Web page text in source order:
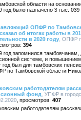
области на
год было назначено 3 тыс. 039
ОПФР по
об итогах работы в
в 2020 году , ОПФР
394
год запомнился
системе, и
год был для тамбовских
по Тамбовской области
работодателям
фонд , УПФР в
407
работодателям